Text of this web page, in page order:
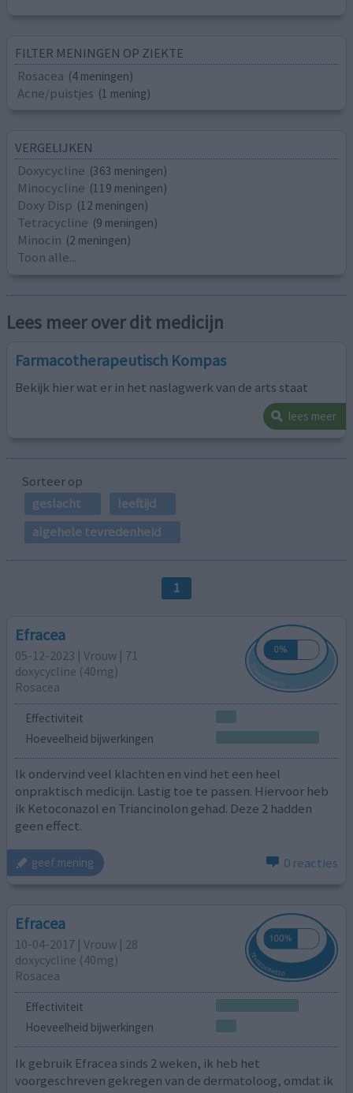
FILTER MENINGEN OP ZIEKTE
Rosacea (4 meningen)
Acne/puistjes (1 mening)
VERGELIJKEN
Doxycycline (363 meningen)
Minocycline (119 meningen)
Doxy Disp (12 meningen)
Tetracycline (9 meningen)
Minocin (2 meningen)
Toon alle...
Lees meer over dit medicijn
Farmacotherapeutisch Kompas
Bekijk hier wat er in het naslagwerk van de arts staat
lees meer
Sorteer op
geslacht
leeftijd
algehele tevredenheid
1
Efracea
05-12-2023 | Vrouw | 71
doxycycline (40mg)
Rosacea
Effectiviteit
Hoeveelheid bijwerkingen
Ik ondervind veel klachten en vind het een heel
onpraktisch medicijn. Lastig toe te passen. Hiervoor heb
ik Ketoconazol en Triancinolon gehad. Deze 2 hadden
geen effect.
geef mening 0 reacties
Efracea
10-04-2017 | Vrouw | 28
doxycycline (40mg)
Rosacea
Effectiviteit
Hoeveelheid bijwerkingen
Ik gebruik Efracea sinds 2 weken, ik heb het
voorgeschreven gekregen van de dermatoloog, omdat ik